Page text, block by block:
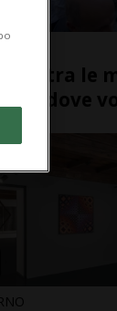
tra le
(o dove